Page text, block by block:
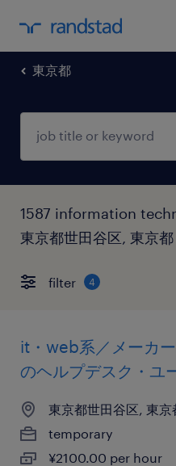
東京都
1587 information
東京都世田谷区, 東京都
filter 4
it・web系／メーカ
のヘルプデスク・ユ
東京都世田谷区, 東京
temporary
¥2100.00 per hour